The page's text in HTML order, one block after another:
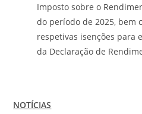
Imposto sobre o
do período de 2025, bem
respetivas isenções para
da Declaração de
NOTÍCIAS